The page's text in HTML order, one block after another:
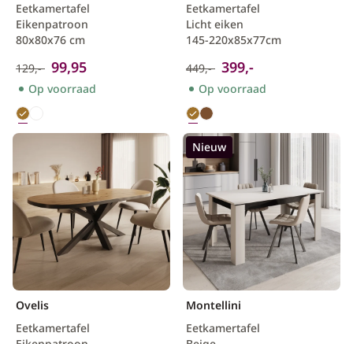
Eetkamertafel
Eikenpatroon
80x80x76 cm
129,- 99,95
Op voorraad
Eetkamertafel
Licht eiken
145-220x85x77cm
449,- 399,-
Op voorraad
Ovelis
Eetkamertafel
Nieuw
Montellini
Eetkamertafel